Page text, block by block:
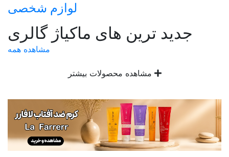
لوازم شخصی
جدید ترین های ماکیاژ گالری
مشاهده همه